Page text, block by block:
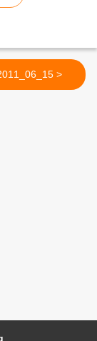
1045 : 2011_06_15 >